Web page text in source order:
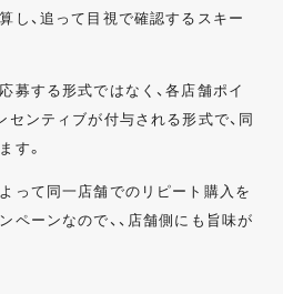
し、追って目視で確認するスキー
募する形式ではなく、各店舗ポイ
ンティブが付与される形式で、同
す。
って同一店舗でのリピート購入を
ペーンなので、、店舗側にも旨味が